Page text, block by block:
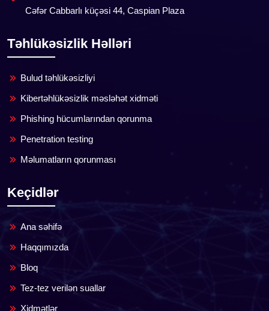
Cəfər Cabbarlı küçəsi 44, Caspian Plaza
Təhlükəsizlik Həlləri
Bulud təhlükəsizliyi
Kibertəhlükəsizlik məsləhət xidməti
Phishing hücumlarından qorunma
Penetration testing
Məlumatların qorunması
Keçidlər
Ana səhifə
Haqqımızda
Bloq
Tez-tez verilən suallar
Xidmətlər